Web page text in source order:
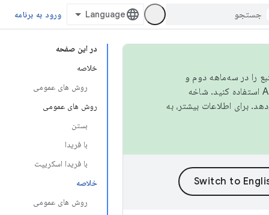
ورود به برنامه
در این صفحه
خلاصه
روش های عمومی
روش های عمومی
بستن
با فریدا
با فریدا اسکریپت
خلاصه
روش های عمومی
را در سه‌ماهه دوم و
استفاده کنید. شاخه